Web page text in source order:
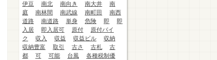
伊豆
南北 南向き 南大井
南
庭
南林間 南武線 南町田
南西
道路
南道路 単身 危険 即
即
入居
即入居可 原付
原付バイ
ク
収入 収益 収益ビル
収納
収納豊富
取引 古さ 古札
古
都
可 可能 台風
各種税制優